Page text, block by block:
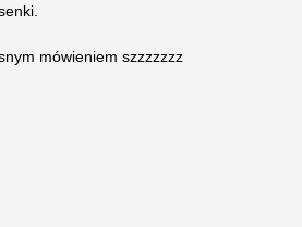
mówieniem szzzzzzz